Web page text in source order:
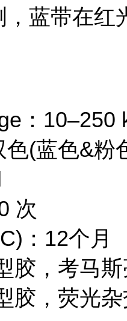
，蓝带在
：10–250
色(蓝色&粉
次
：12个月
胶，考马
胶，荧光